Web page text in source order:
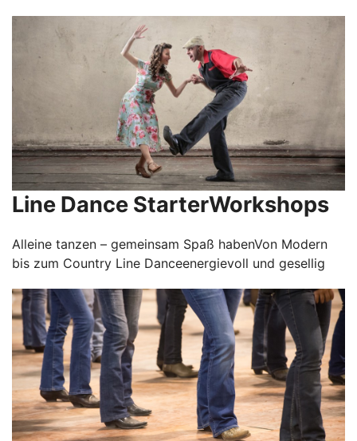
Line Dance StarterWorkshops
Alleine tanzen – gemeinsam Spaß habenVon Modern
bis zum Country Line Danceenergievoll und gesellig